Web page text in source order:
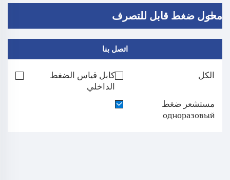
محول ضغط قابل للتصرف
اتصل بنا
الكل
كابل قياس الضغط
الداخلي
مستشعر ضغط
одноразовый